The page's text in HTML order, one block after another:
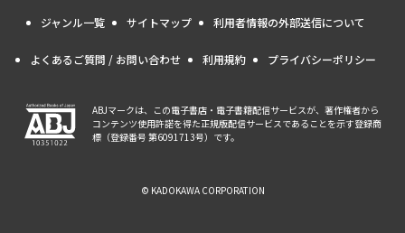
ジャンル一覧 サイトマップ 利用者情報の外部送信について
よくあるご質問 / お問い合わせ 利用規約 プライバシーポリシー
ABJマークは、この電子書店・電子書籍配信サービスが、著作権者から
コンテンツ使用許諾を得た正規版配信サービスであることを示す登録商
標（登録番号 第6091713号）です。
© KADOKAWA CORPORATION